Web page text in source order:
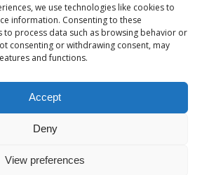
we use technologies like cookies to
information. Consenting to these
to process data such as browsing behavior or
consenting or withdrawing consent, may
and functions.
Accept
Deny
View preferences
εγείρονται αισθήματα
αυτοπεποίθησης. Ωστόσο, υπάρχει
άμεση. Ένας έμπειρος Χειρουργός ΩΡΛ
αναδιαμορφώσει τη μύτη και τα
τις επεμβάσεις ωτοπλαστικής και
πλαστική στη μύτη και τα αυτιά
ενός ατόμου.